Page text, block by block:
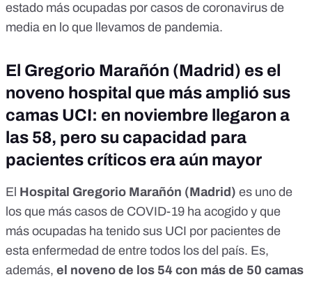
estado más ocupadas por casos de coronavirus de
media en lo que llevamos de pandemia.
El Gregorio Marañón (Madrid) es el
noveno hospital que más amplió sus
camas UCI: en noviembre llegaron a
las 58, pero su capacidad para
pacientes críticos era aún mayor
El Hospital Gregorio Marañón (Madrid) es uno de
los que más casos de COVID-19 ha acogido y que
más ocupadas ha tenido sus UCI por pacientes de
esta enfermedad de entre todos los del país. Es,
además, el noveno de los 54 con más de 50 camas